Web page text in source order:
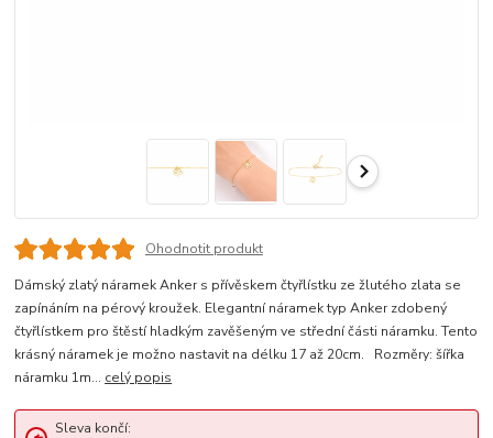
Ohodnotit produkt
Dámský zlatý náramek Anker s přívěskem čtyřlístku ze žlutého zlata se
zapínáním na pérový kroužek. Elegantní náramek typ Anker zdobený
čtyřlístkem pro štěstí hladkým zavěšeným ve střední části náramku. Tento
krásný náramek je možno nastavit na délku 17 až 20cm. Rozměry: šířka
náramku 1m... celý popis
Sleva končí: